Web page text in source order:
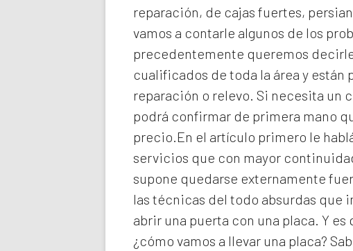
reparación, de cajas fuertes,
vamos a contarle algunos de los
precedentemente queremos
cualificados de toda la área y
reparación o relevo. Si necesita un
podrá confirmar de primera mano
precio.En el artículo primero le
servicios que con mayor
supone quedarse externamente
las técnicas del todo absurdas que
abrir una puerta con una placa. Y
¿cómo vamos a llevar una placa?